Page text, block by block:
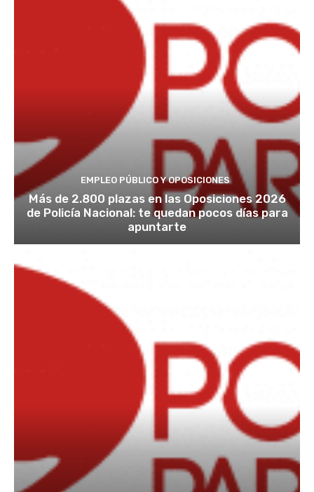
EMPLEO PÚBLICO Y OPOSICIONES
Más de 2.800 plazas en las Oposiciones 2026
de Policía Nacional: te quedan pocos días para
apuntarte